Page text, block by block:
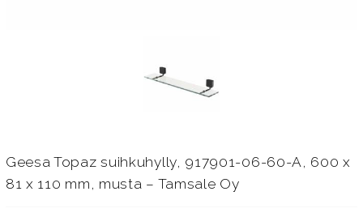
Geesa Topaz suihkuhylly, 917901-06-60-A, 600 x
81 x 110 mm, musta – Tamsale Oy